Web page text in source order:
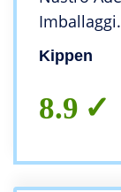
Kippen
8.9